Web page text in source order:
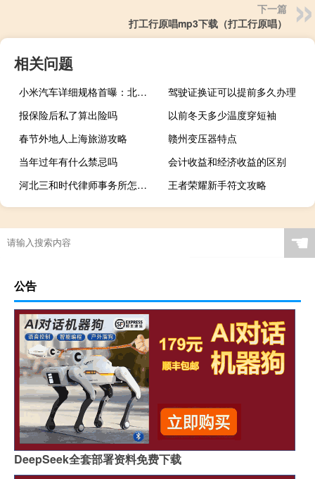
下一篇
打工行原唱mp3下载（打工行原唱）
相关问题
小米汽车详细规格首曝：北汽越野代工 搭载比亚迪弗迪电池
驾驶证换证可以提前多久办理
报保险后私了算出险吗
以前冬天多少温度穿短袖
春节外地人上海旅游攻略
赣州变压器特点
当年过年有什么禁忌吗
会计收益和经济收益的区别
河北三和时代律师事务所怎么样
王者荣耀新手符文攻略
☚
公告
DeepSeek全套部署资料免费下载